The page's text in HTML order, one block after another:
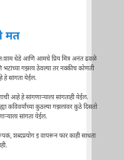
मत
धेंडे आणि आमचे प्रिय मित्र अनंत ढवळे
भटांच्या गझला ठेवल्या तर नक्कीच कोणती
सांगता येईल.
आहे हे सांगणाऱ्याला सांगताही येईल.
कविवर्यांच्या कुठल्या गझलांवर कुठे दिसतो
सांगता येईल.
शब्दप्रयोग इ वापरून फार काही साधता